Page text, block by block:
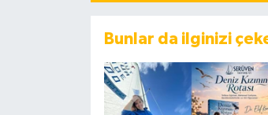
Bunlar da ilginizi